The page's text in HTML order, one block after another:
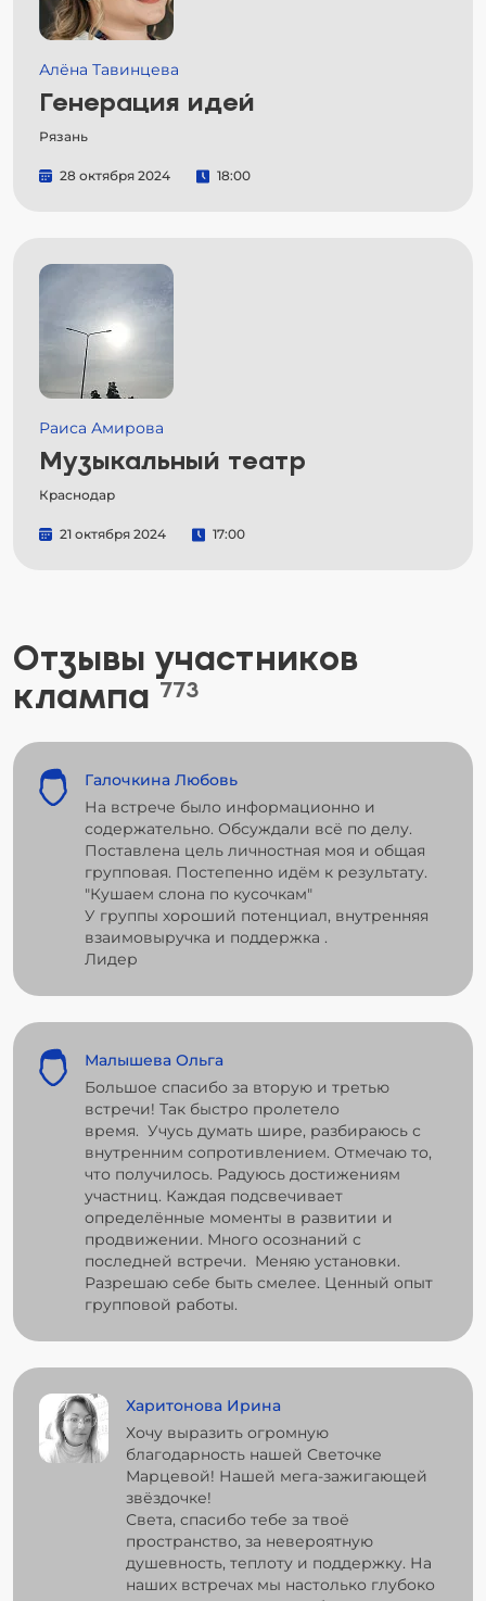
Алёна Тавинцева
Генерация идей
Рязань
28 октября 2024 18:00
Раиса Амирова
Музыкальный театр
Краснодар
21 октября 2024 17:00
Отзывы участников
клампа 773
Галочкина Любовь
На встрече было информационно и
содержательно. Обсуждали всё по делу.
Поставлена цель личностная моя и общая
групповая. Постепенно идём к результату.
"Кушаем слона по кусочкам"
У группы хороший потенциал, внутренняя
взаимовыручка и поддержка .
Лидер
Малышева Ольга
Большое спасибо за вторую и третью
встречи! Так быстро пролетело
время. Учусь думать шире, разбираюсь с
внутренним сопротивлением. Отмечаю то,
что получилось. Радуюсь достижениям
участниц. Каждая подсвечивает
определённые моменты в развитии и
продвижении. Много осознаний с
последней встречи. Меняю установки.
Разрешаю себе быть смелее. Ценный опыт
групповой работы.
Харитонова Ирина
Хочу выразить огромную
благодарность нашей Светочке
Марцевой! Нашей мега-зажигающей
звёздочке!
Света, спасибо тебе за твоё
пространство, за невероятную
душевность, теплоту и поддержку. На
наших встречах мы настолько глубоко